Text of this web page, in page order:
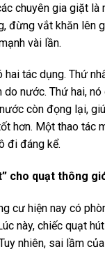
chuyên gia giặt là
đừng vắt khăn lên
vài lần.
hai tác dụng. Thứ
nước. Thứ hai,
còn đọng lại,
hơn. Một thao tác
đi đáng kể.
cho quạt thông
cư hiện nay có
này, chiếc quạt
nhiên, sai lầm